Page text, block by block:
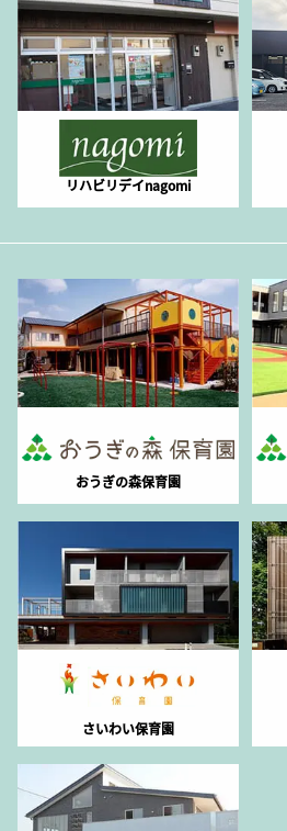
リハビリデイnagomi
おうぎの森保育園
さいわい保育園